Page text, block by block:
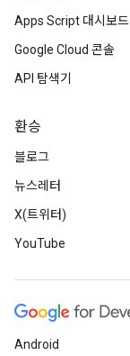
Apps Script 대시보드
Google Cloud 콘솔
API 탐색기
환승
블로그
뉴스레터
X(트위터)
YouTube
Android